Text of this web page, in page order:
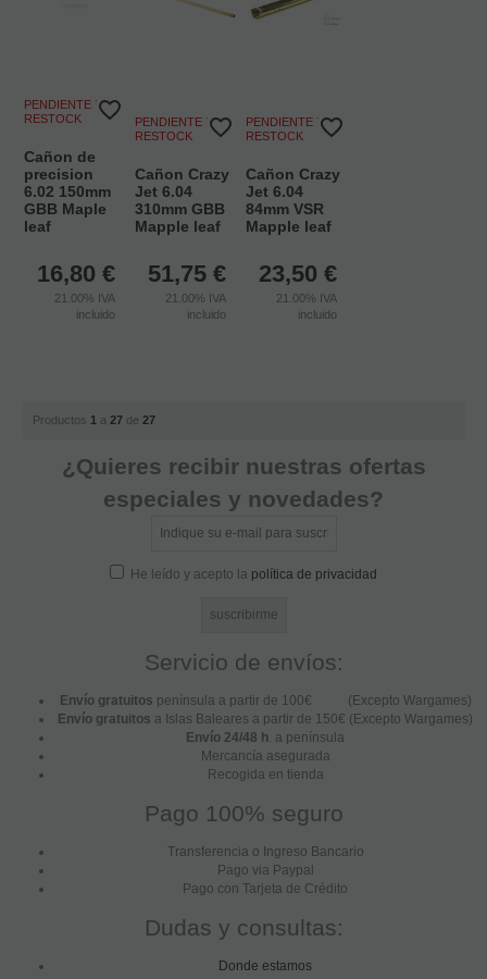
PENDIENTE DE
RESTOCK
Cañon de
precision
6.02 150mm
GBB Maple
leaf
16,80 €
21.00% IVA
incluido
PENDIENTE DE
RESTOCK
Cañon Crazy
Jet 6.04
310mm GBB
Mapple leaf
51,75 €
21.00% IVA
incluido
PENDIENTE DE
RESTOCK
Cañon Crazy
Jet 6.04
84mm VSR
Mapple leaf
23,50 €
21.00% IVA
incluido
Productos 1 a 27 de 27
¿Quieres recibir nuestras ofertas
especiales y novedades?
He leído y acepto la política de privacidad
Servicio de envíos:
Envío gratuitos península a partir de 100€ (Excepto Wargames)
Envío gratuitos a Islas Baleares a partir de 150€ (Excepto Wargames)
Envío 24/48 h . a península
Mercancía asegurada
Recogida en tienda
Pago 100% seguro
Transferencia o Ingreso Bancario
Pago via Paypal
Pago con Tarjeta de Crédito
Dudas y consultas:
Donde estamos